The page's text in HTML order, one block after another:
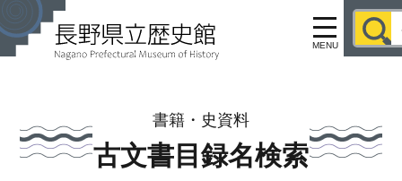
MENU
書籍・史資料
古文書目録名検索